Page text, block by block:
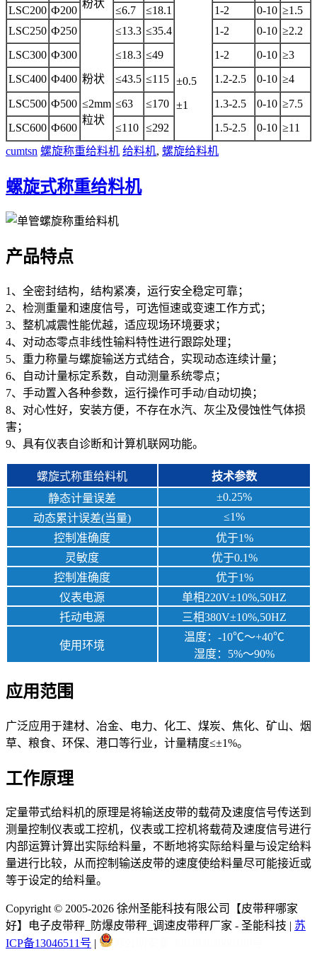
粉状
±0.5
±1
LSC200 Ф200 ≤6.7 ≤18.1 1-2 0-10 ≥1.5
LSC250 Ф250
粉状
≤2mm
粒状
≤13.3 ≤35.4 1-2 0-10 ≥2.2
LSC300 Ф300 ≤18.3 ≤49 1-2 0-10 ≥3
LSC400 Ф400 ≤43.5 ≤115 1.2-2.5 0-10 ≥4
LSC500 Ф500 ≤63 ≤170 1.3-2.5 0-10 ≥7.5
LSC600 Ф600 ≤110 ≤292 1.5-2.5 0-10 ≥11
cumtsn 螺旋称重给料机 给料机, 螺旋给料机
螺旋式称重给料机
产品特点
1、全密封结构，结构紧凑，运行安全稳定可靠；
2、检测重量和速度信号，可选恒速或变速工作方式；
3、整机减震性能优越，适应现场环境要求；
4、对动态零点非线性输料特性进行跟踪处理；
5、重力称量与螺旋输送方式结合，实现动态连续计量；
6、自动计量标定系数，自动测量系统零点；
7、手动置入各种参数，运行操作可手动/自动切换；
8、对心性好，安装方便，不存在水汽、灰尘及侵蚀性气体损
害；
9、具有仪表自诊断和计算机联网功能。
螺旋式称重给料机
技术参数
静态计量误差
±0.25%
动态累计误差(当量)
≤1%
控制准确度
优于1%
灵敏度
优于0.1%
控制准确度
优于1%
仪表电源
单相220V±10%,50HZ
托动电源
三相380V±10%,50HZ
使用环境
温度：-10℃～+40℃
湿度：5%～90%
应用范围
广泛应用于建材、冶金、电力、化工、煤炭、焦化、矿山、烟
草、粮食、环保、港口等行业，计量精度≤±1%。
工作原理
定量带式给料机的原理是将输送皮带的载荷及速度信号传送到
测量控制仪表或工控机，仪表或工控机将载荷及速度信号进行
内部运算计算出实际给料量，不断地将实际给料量与设定给料
量进行比较，从而控制输送皮带的速度使给料量尽可能接近或
等于设定的给料量。
Copyright © 2005-2026 徐州圣能科技有限公司【皮带秤哪家
好】电子皮带秤_防爆皮带秤_调速皮带秤厂家 - 圣能科技 | 苏
ICP备13046511号